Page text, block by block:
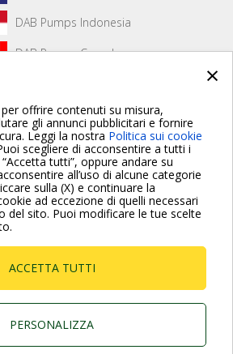
×
offrire contenuti su misura,
gli annunci pubblicitari e fornire
Leggi la nostra Politica sui cookie
scegliere di acconsentire a tutti i
tutti”, oppure andare su
all’uso di alcune categorie
sulla (X) e continuare la
ad eccezione di quelli necessari
del sito. Puoi modificare le tue scelte
ACCETTA TUTTI
PERSONALIZZA
DAB Pumps Indonesia
DAB Pumps Canada
contenuto per la prima pagina.
consulta anche le Domande più
Frequenti
Padova N. 328200- Cap.